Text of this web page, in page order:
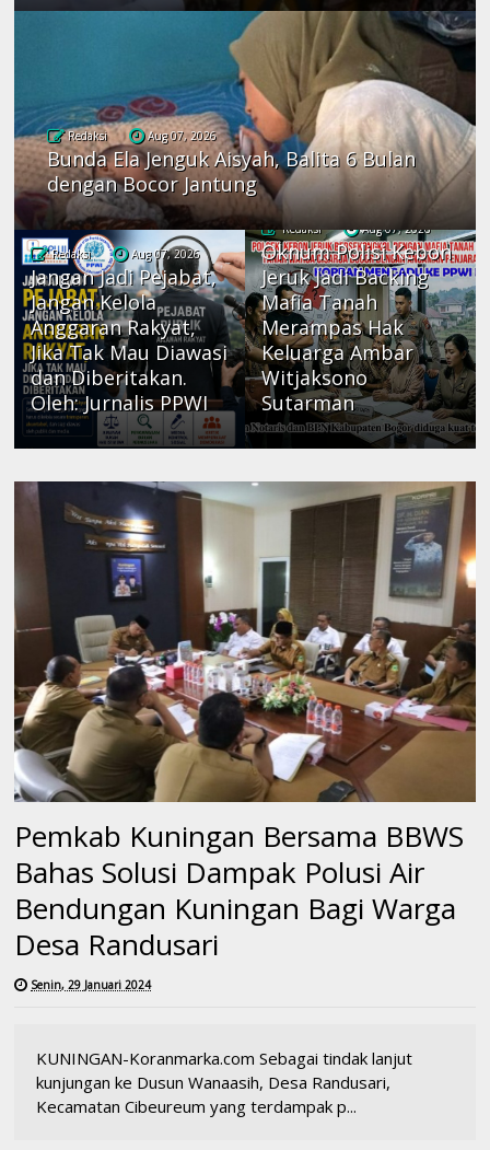
Redaksi Aug 07, 2026
Bunda Ela Jenguk Aisyah, Balita 6 Bulan
dengan Bocor Jantung
Redaksi Aug 07, 2026
Jangan Jadi Pejabat,
Jangan Kelola
Anggaran Rakyat,
Jika Tak Mau Diawasi
dan Diberitakan.
Oleh: Jurnalis PPWI
Redaksi Aug 07, 2026
Oknum Polisi Kebon
Jeruk Jadi Backing
Mafia Tanah
Merampas Hak
Keluarga Ambar
Witjaksono
Sutarman
Pemkab Kuningan Bersama BBWS
Bahas Solusi Dampak Polusi Air
Bendungan Kuningan Bagi Warga
Desa Randusari
Senin, 29 Januari 2024
KUNINGAN-Koranmarka.com Sebagai tindak lanjut
kunjungan ke Dusun Wanaasih, Desa Randusari,
Kecamatan Cibeureum yang terdampak p...